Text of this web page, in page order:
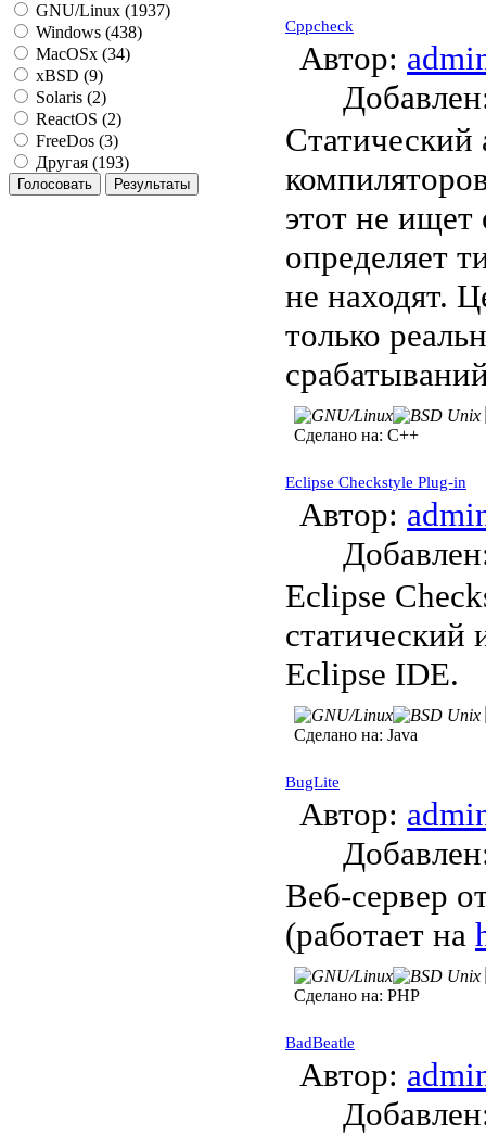
GNU/Linux (1937)
Windows (438)
MacOSx (34)
xBSD (9)
Solaris (2)
ReactOS (2)
FreeDos (3)
Другая (193)
Cppcheck
Автор:
Статический
этот не
определяет
не находят.
только
Сделано на: C++
Eclipse Checkstyle Plug-in
Автор:
Eclipse
статический
Eclipse IDE.
Сделано на: Java
BugLite
Автор:
Веб-сервер
(работает на
Сделано на: PHP
BadBeatle
Автор: